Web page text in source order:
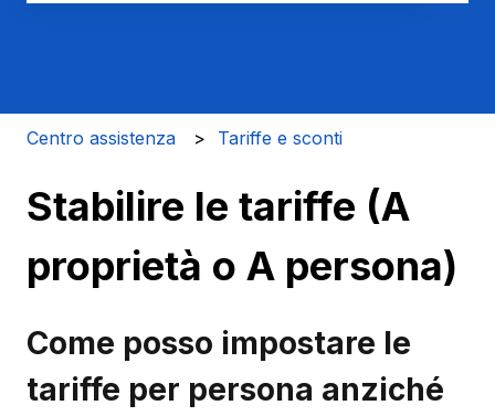
Centro assistenza Tariffe e sconti
Stabilire le tariffe (A
proprietà o A persona)
Come posso impostare le
tariffe per persona anziché